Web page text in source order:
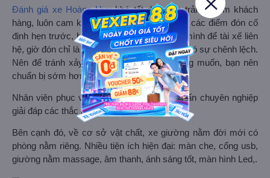
Đánh giá xe Hoàng Huykhá tốt dựa trên trải nghiệm khách
hàng, luôn cam kết khởi hành đúng giờ. Với các điểm đón cố
định hẹn trước, bạn nên giữ điện thoại bên mình để tài xế liên
hệ, giờ đón chỉ là giờ dự kiến, chắc chắn sẽ có sự chênh lệch.
Nên để tránh xảy ra tình huống không mong muốn, bạn nên
chuẩn bị sớm hơn giờ hẹn.
Nhân viên phục vụ nhiệt tình, chu đáo, tư vấn chuyên nghiệp
giải đáp các thắc mắc của khách hàng.
Bên cạnh đó, về cơ sở vật chất, xe giường nằm đời mới có
phòng nằm riêng. Nhiều tiện ích hiện đại: màn che, cổng usb,
giường nằm massage, âm thanh, ánh sáng tốt, màn hình Led,.